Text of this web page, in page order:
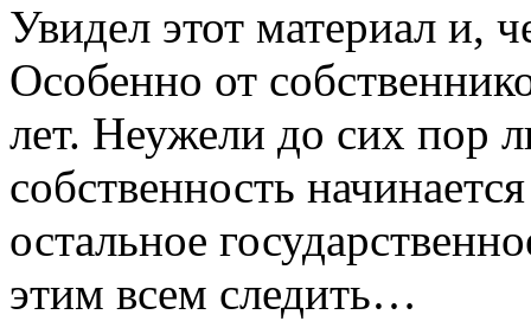
Увидел этот материал и,
Особенно от
лет. Неужели до сих пор
собственность
остальное
этим всем следить…